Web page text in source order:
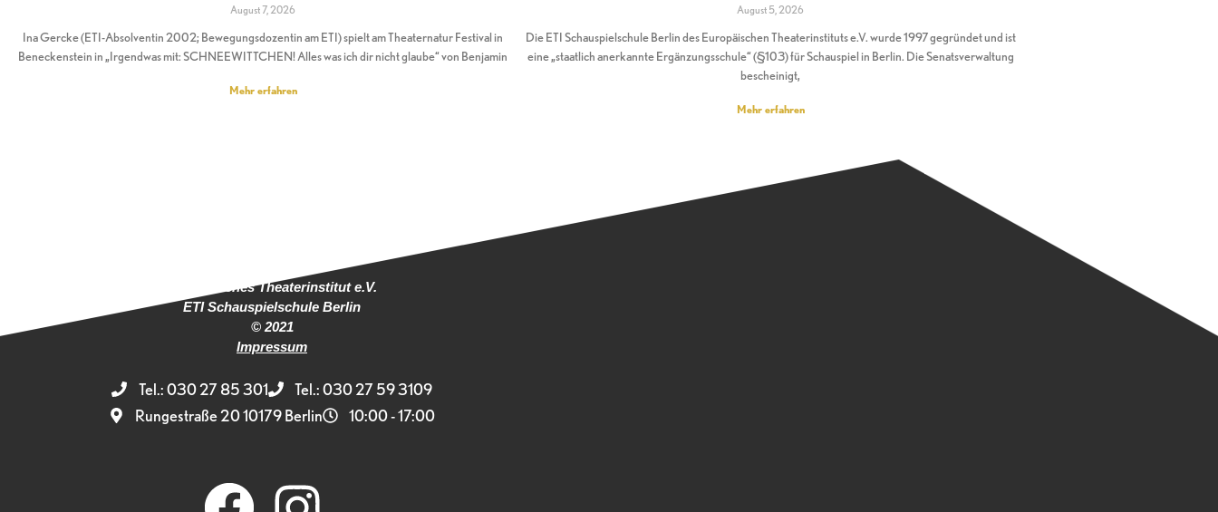
August 7, 2026
Ina Gercke (ETI-Absolventin 2002; Bewegungsdozentin am ETI) spielt am Theaternatur Festival in
Beneckenstein in „Irgendwas mit: SCHNEEWITTCHEN! Alles was ich dir nicht glaube“ von Benjamin
Mehr erfahren
August 5, 2026
Die ETI Schauspielschule Berlin des Europäischen Theaterinstituts e.V. wurde 1997 gegründet und ist
eine „staatlich anerkannte Ergänzungsschule“ (§103) für Schauspiel in Berlin. Die Senatsverwaltung
bescheinigt,
Mehr erfahren
Europäisches Theaterinstitut e.V.
ETI Schauspielschule Berlin
© 2021
Impressum
Tel.: 030 27 85 301
Tel.: 030 27 59 3109
Rungestraße 20 10179 Berlin
10:00 - 17:00